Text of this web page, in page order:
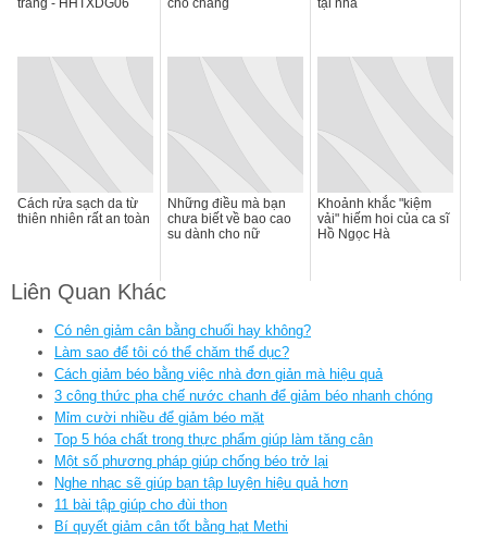
Cách rửa sạch da từ
thiên nhiên rất an toàn
Những điều mà bạn
chưa biết về bao cao
su dành cho nữ
Khoảnh khắc "kiệm
vải" hiếm hoi của ca sĩ
Hồ Ngọc Hà
Liên Quan Khác
Có nên giảm cân bằng chuối hay không?
Làm sao để tôi có thể chăm thể dục?
Cách giảm béo bằng việc nhà đơn giản mà hiệu quả
3 công thức pha chế nước chanh để giảm béo nhanh chóng
Mỉm cười nhiều để giảm béo mặt
Top 5 hóa chất trong thực phẩm giúp làm tăng cân
Một số phương pháp giúp chống béo trở lại
Nghe nhạc sẽ giúp bạn tập luyện hiệu quả hơn
11 bài tập giúp cho đùi thon
Bí quyết giảm cân tốt bằng hạt Methi